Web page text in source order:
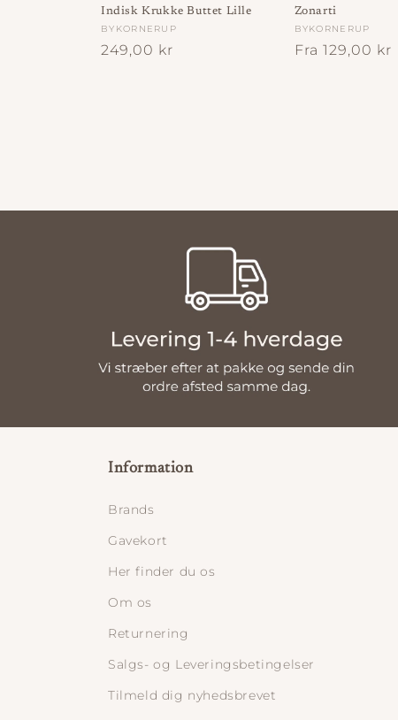
Indisk Krukke Buttet Lille
Forhandler:
BYKORNERUP
Normalpris
249,00 kr
Zonarti
Forhandler:
BYKORNERUP
Normalpris
Fra 129,00 kr
Information
Brands
Gavekort
Her finder du os
Om os
Returnering
Salgs- og Leveringsbetingelser
Tilmeld dig nyhedsbrevet